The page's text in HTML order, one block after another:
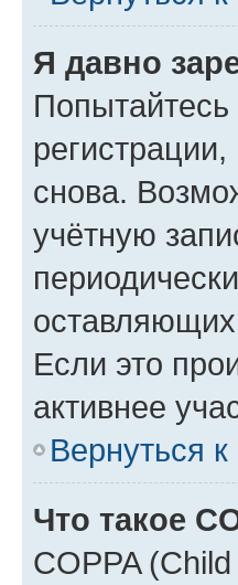
Я давно
снова.
учётную
Если это
активнее
Вернуться
Что такое
COPPA